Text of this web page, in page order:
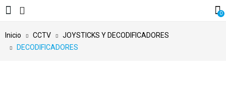
0
Inicio CCTV
JOYSTICKS Y DECODIFICADORES
DECODIFICADORES